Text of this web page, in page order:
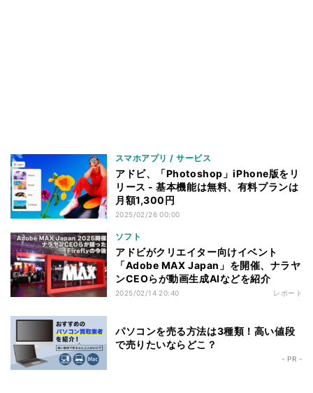
スマホアプリ / サービス
アドビ、「Photoshop」iPhone版をリ
リース - 基本機能は無料、有料プランは
月額1,300円
2025/02/26 00:00
ソフト
アドビがクリエイター向けイベント
「Adobe MAX Japan」を開催、ナラヤ
ンCEOらが動画生成AIなどを紹介
2025/02/14 20:40 レポート
パソコンを売る方法は3種類！高い値段
で売りたいならどこ？
- PR -